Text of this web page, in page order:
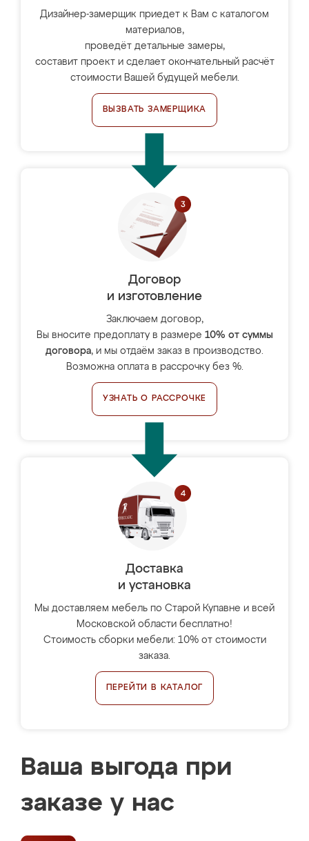
Дизайнер-замерщик приедет к Вам с каталогом
материалов,
проведёт детальные замеры,
составит проект и сделает окончательный расчёт
стоимости Вашей будущей мебели.
ВЫЗВАТЬ ЗАМЕРЩИКА
Договор
и изготовление
Заключаем договор,
Вы вносите предоплату в размере 10% от суммы
договора, и мы отдаём заказ в производство.
Возможна оплата в рассрочку без %.
УЗНАТЬ О РАССРОЧКЕ
Доставка
и установка
Мы доставляем мебель по Старой Купавне и всей
Московской области бесплатно!
Стоимость сборки мебели: 10% от стоимости
заказа.
ПЕРЕЙТИ В КАТАЛОГ
Ваша выгода при
заказе у нас